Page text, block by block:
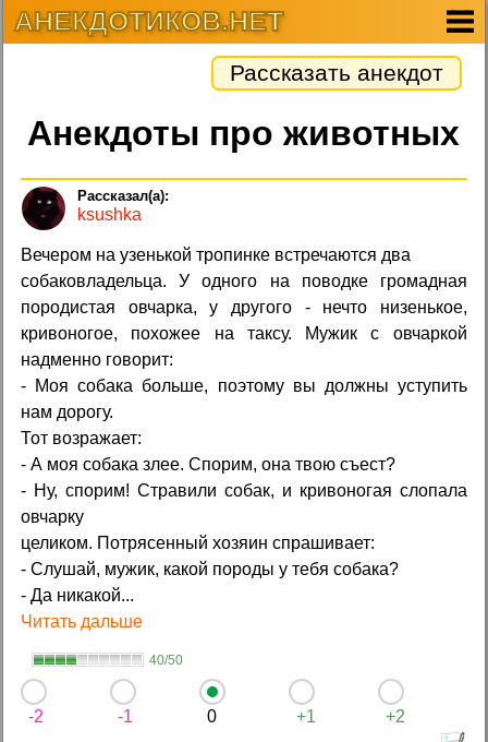
АНЕКДОТИКОВ.НЕТ
Рассказать анекдот
Анекдоты про животных
ksushka
Вечером на узенькой тропинке встречаются два
собаковладельца. У одного на поводке громадная
породистая овчарка, у другого - нечто низенькое,
кривоногое, похожее на таксу. Мужик с овчаркой
надменно говорит:
- Моя собака больше, поэтому вы должны уступить
нам дорогу.
Тот возражает:
- А моя собака злее. Спорим, она твою съест?
- Ну, спорим! Стравили собак, и кривоногая слопала
овчарку
целиком. Потрясенный хозяин спрашивает:
- Слушай, мужик, какой породы у тебя собака?
- Да никакой...
Читать дальше
40/50
-2 -1 0 +1 +2